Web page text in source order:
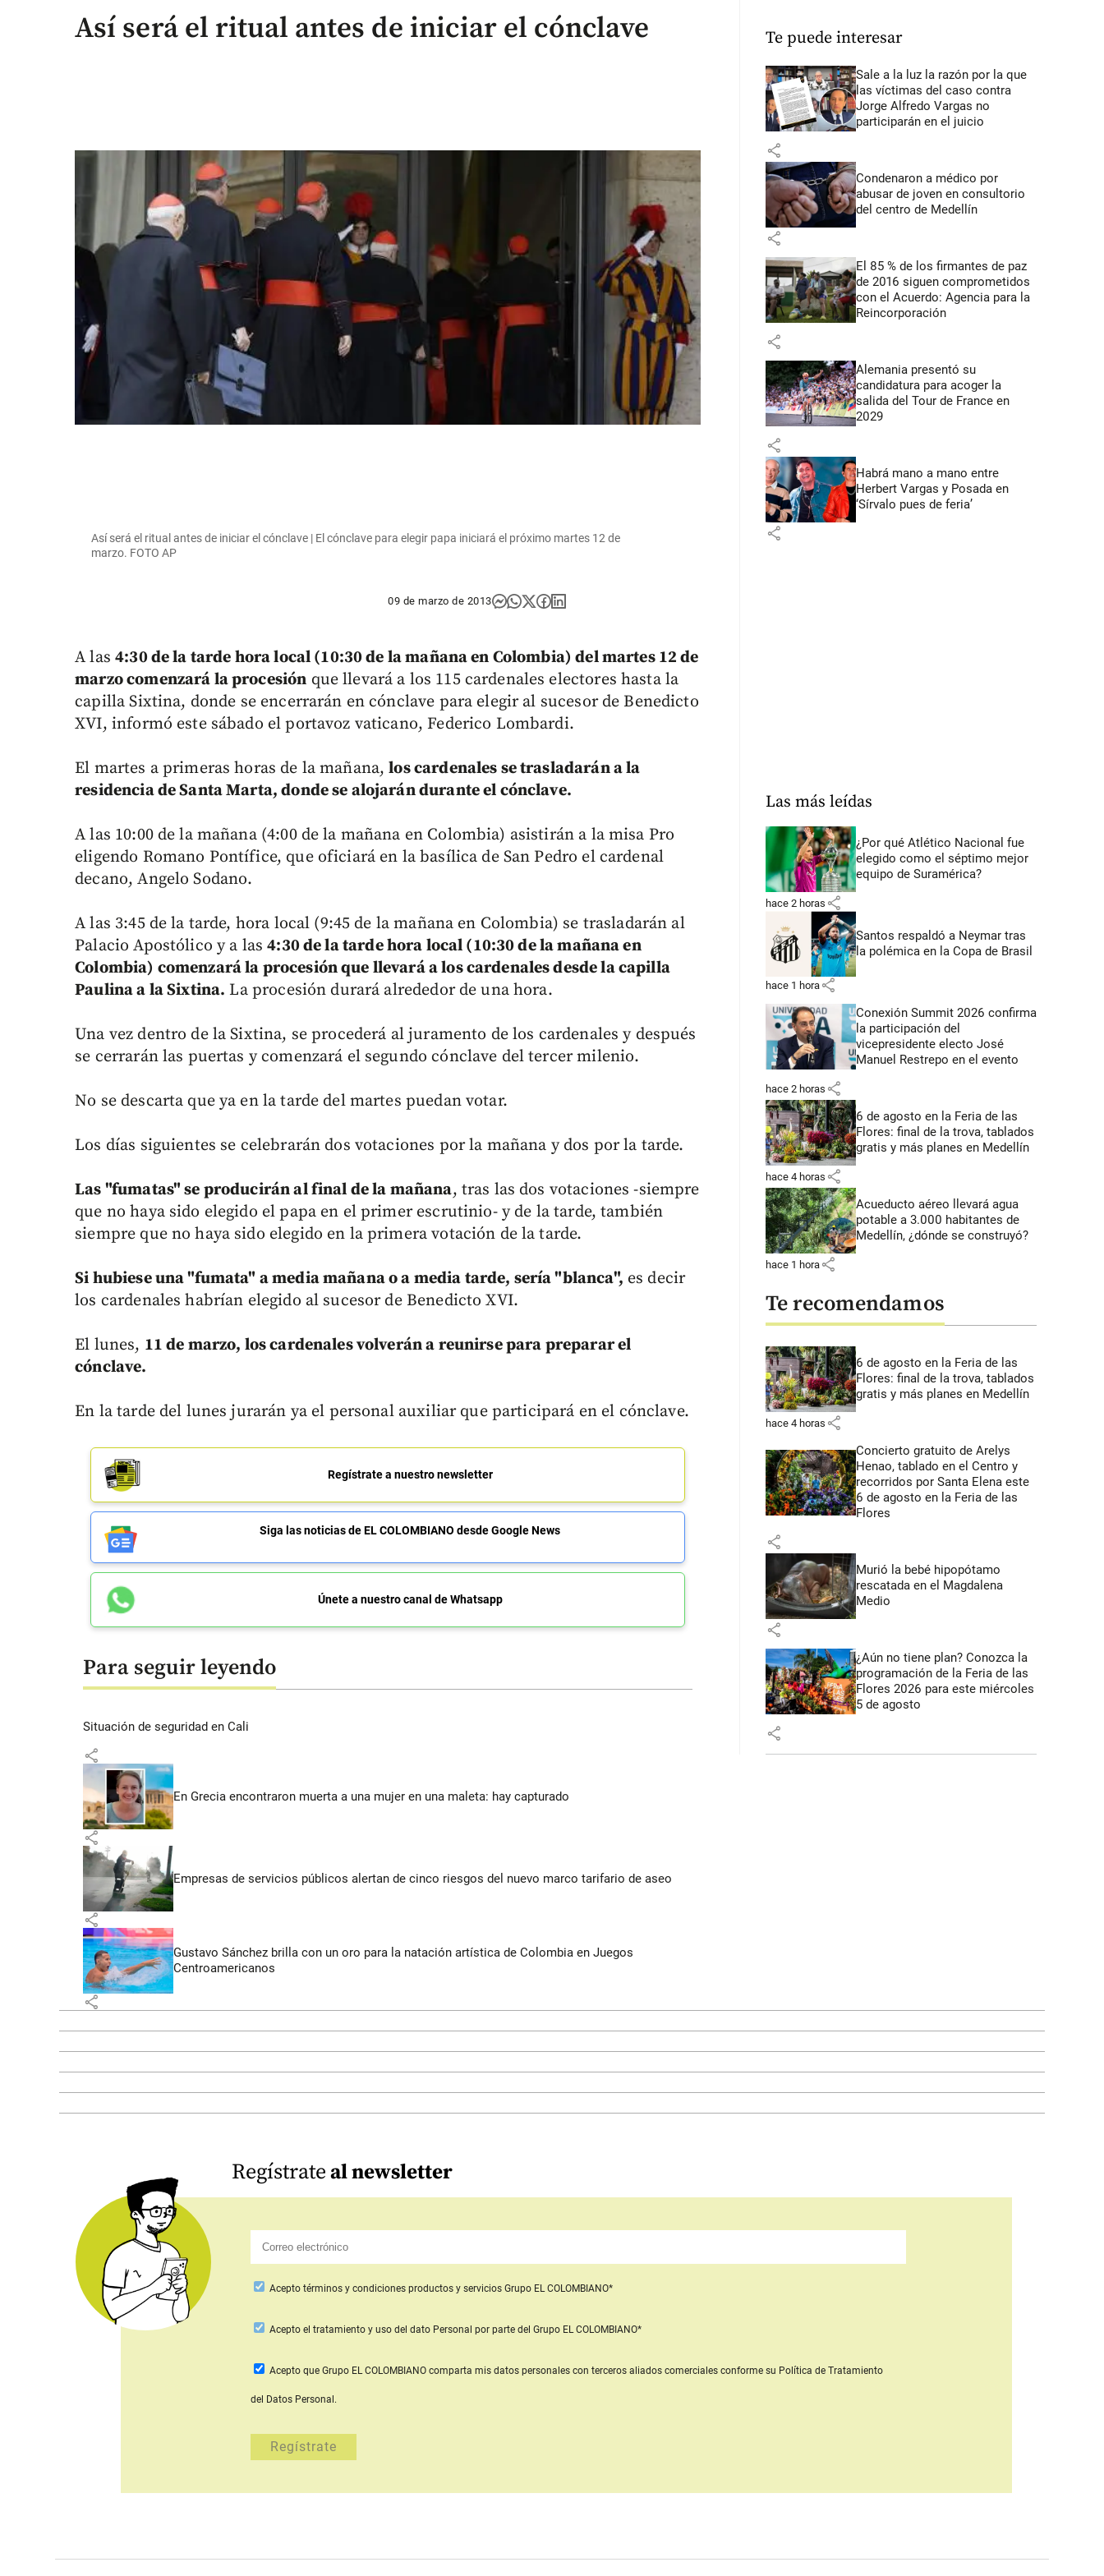
Así será el ritual antes de iniciar el cónclave
Así será el ritual antes de iniciar el cónclave | El cónclave para elegir papa iniciará el próximo martes 12 de
marzo. FOTO AP
09 de marzo de 2013
A las4:30 de la tarde hora local (10:30 de la mañana en Colombia) del martes 12 de
marzo comenzará la procesión que llevará a los 115 cardenales electores hasta la
capilla Sixtina, donde se encerrarán en cónclave para elegir al sucesor de Benedicto
XVI, informó este sábado el portavoz vaticano, Federico Lombardi.
El martes a primeras horas de la mañana,los cardenales se trasladarán a la
residencia de Santa Marta, donde se alojarán durante el cónclave.
A las 10:00 de la mañana (4:00 de la mañana en Colombia) asistirán a la misa Pro
eligendo Romano Pontífice, que oficiará en la basílica de San Pedro el cardenal
decano, Angelo Sodano.
A las 3:45 de la tarde, hora local (9:45 de la mañana en Colombia) se trasladarán al
Palacio Apostólico y a las4:30 de la tarde hora local (10:30 de la mañana en
Colombia) comenzará la procesión que llevará a los cardenales desde la capilla
Paulina a la Sixtina. La procesión durará alrededor de una hora.
Una vez dentro de la Sixtina, se procederá al juramento de los cardenales y después
se cerrarán las puertas y comenzará el segundo cónclave del tercer milenio.
No se descarta que ya en la tarde del martes puedan votar.
Los días siguientes se celebrarán dos votaciones por la mañana y dos por la tarde.
Las "fumatas" se producirán al final de la mañana, tras las dos votaciones -siempre
que no haya sido elegido el papa en el primer escrutinio- y de la tarde, también
siempre que no haya sido elegido en la primera votación de la tarde.
Si hubiese una "fumata" a media mañana o a media tarde, sería "blanca", es decir
los cardenales habrían elegido al sucesor de Benedicto XVI.
El lunes, 11 de marzo, los cardenales volverán a reunirse para preparar el
cónclave.
En la tarde del lunes jurarán ya el personal auxiliar que participará en el cónclave.
Regístrate a nuestro newsletter
Siga las noticias de EL COLOMBIANO desde Google News
Únete a nuestro canal de Whatsapp
Para seguir leyendo
Situación de seguridad en Cali
share
En Grecia encontraron muerta a una mujer en una maleta: hay capturado
share
Empresas de servicios públicos alertan de cinco riesgos del nuevo marco tarifario de aseo
share
Gustavo Sánchez brilla con un oro para la natación artística de Colombia en Juegos
Centroamericanos
share
Te puede interesar
Sale a la luz la razón por la que
las víctimas del caso contra
Jorge Alfredo Vargas no
participarán en el juicio
share
Condenaron a médico por
abusar de joven en consultorio
del centro de Medellín
share
El 85 % de los firmantes de paz
de 2016 siguen comprometidos
con el Acuerdo: Agencia para la
Reincorporación
share
Alemania presentó su
candidatura para acoger la
salida del Tour de France en
2029
share
Habrá mano a mano entre
Herbert Vargas y Posada en
‘Sírvalo pues de feria’
share
Las más leídas
¿Por qué Atlético Nacional fue
elegido como el séptimo mejor
equipo de Suramérica?
hace 2 horas share
Santos respaldó a Neymar tras
la polémica en la Copa de Brasil
hace 1 hora share
Conexión Summit 2026 confirma
la participación del
vicepresidente electo José
Manuel Restrepo en el evento
hace 2 horas share
6 de agosto en la Feria de las
Flores: final de la trova, tablados
gratis y más planes en Medellín
hace 4 horas share
Acueducto aéreo llevará agua
potable a 3.000 habitantes de
Medellín, ¿dónde se construyó?
hace 1 hora share
Te recomendamos
6 de agosto en la Feria de las
Flores: final de la trova, tablados
gratis y más planes en Medellín
hace 4 horas share
Concierto gratuito de Arelys
Henao, tablado en el Centro y
recorridos por Santa Elena este
6 de agosto en la Feria de las
Flores
share
Murió la bebé hipopótamo
rescatada en el Magdalena
Medio
share
¿Aún no tiene plan? Conozca la
programación de la Feria de las
Flores 2026 para este miércoles
5 de agosto
share
Regístrateal newsletter
Acepto términos y condiciones productos y servicios Grupo EL COLOMBIANO*
Aceptoel tratamiento y uso del dato Personal por parte del Grupo EL COLOMBIANO*
Acepto que Grupo EL COLOMBIANO comparta mis datos personales con terceros aliados comercialesconforme su Política de Tratamiento
del Datos Personal.